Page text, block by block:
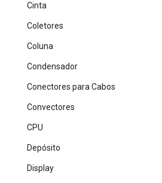
Cinta
Coletores
Coluna
Condensador
Conectores para Cabos
Convectores
CPU
Depósito
Display